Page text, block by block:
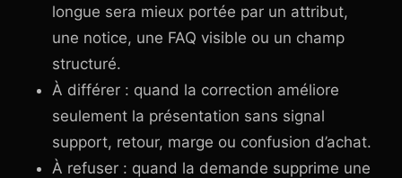
longue sera mieux portée par un attribut,
une notice, une FAQ visible ou un champ
structuré.
À différer : quand la correction améliore
seulement la présentation sans signal
support, retour, marge ou confusion d’achat.
À refuser : quand la demande supprime une